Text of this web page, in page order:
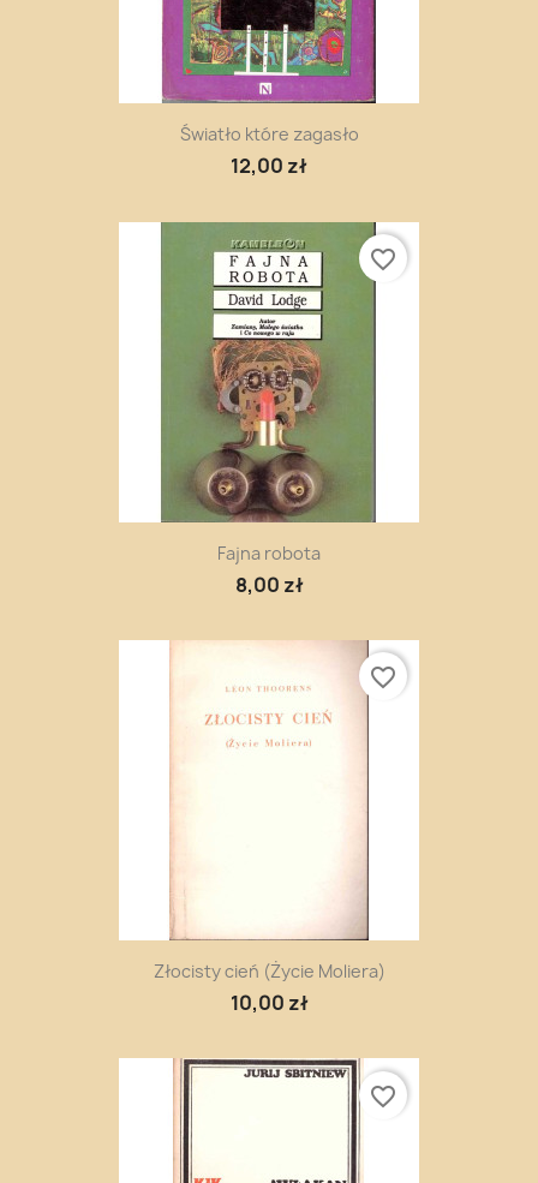
Światło które zagasło
12,00 zł
Fajna robota
8,00 zł
favorite_border
Złocisty cień (Życie Moliera)
10,00 zł
favorite_border
favorite_border